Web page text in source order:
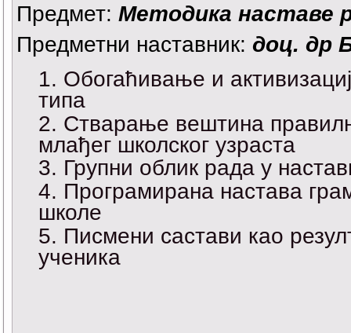
Предмет: Методика наставе
Предметни наставник: доц. др
Обогаћивање и
типа
Стварање вештина
млађег школског узраста
Групни облик рада у
Програмирана настава
школе
Писмени састави као
ученика